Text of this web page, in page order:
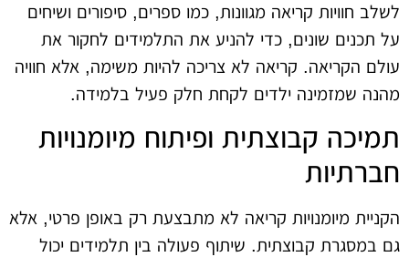
לשלב חוויות קריאה מגוונות, כמו ספרים, סיפורים ושיחים
על תכנים שונים, כדי להניע את התלמידים לחקור את
עולם הקריאה. קריאה לא צריכה להיות משימה, אלא חוויה
מהנה שמזמינה ילדים לקחת חלק פעיל בלמידה.
תמיכה קבוצתית ופיתוח מיומנויות
חברתיות
הקניית מיומנויות קריאה לא מתבצעת רק באופן פרטי, אלא
גם במסגרת קבוצתית. שיתוף פעולה בין תלמידים יכול